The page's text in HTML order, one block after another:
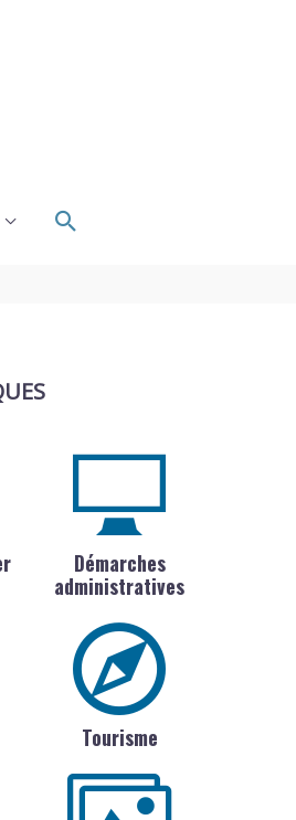
Rechercher
Démarches
administratives
Tourisme